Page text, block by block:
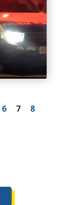
6 7
8